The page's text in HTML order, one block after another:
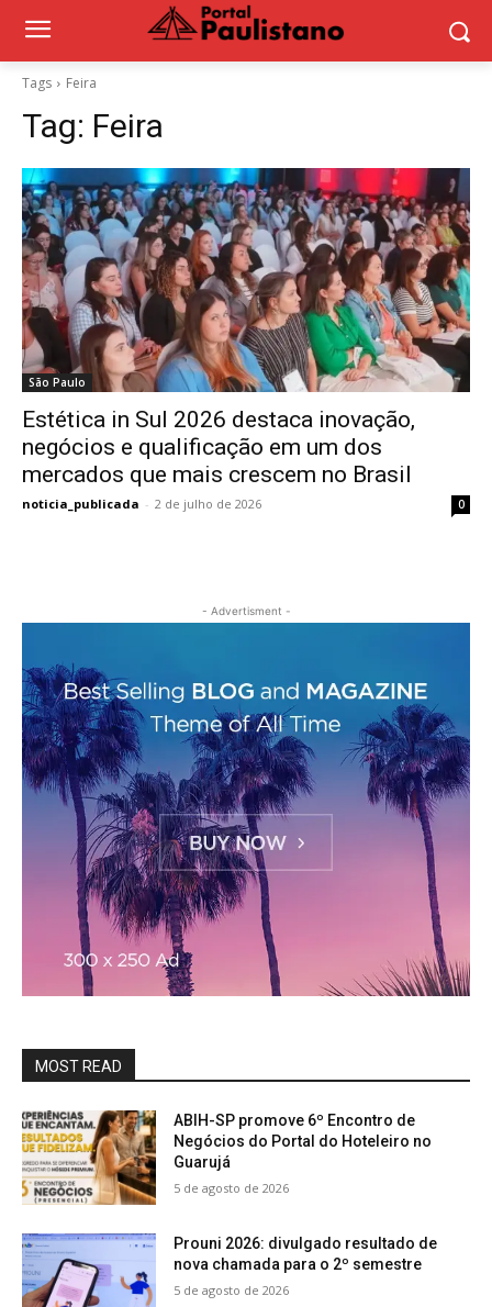
Tags Feira
Tag: Feira
São Paulo
Estética in Sul 2026 destaca inovação,
negócios e qualificação em um dos
mercados que mais crescem no Brasil
noticia_publicada - 2 de julho de 2026 0
- Advertisment -
MOST READ
ABIH-SP promove 6º Encontro de
Negócios do Portal do Hoteleiro no
Guarujá
5 de agosto de 2026
Prouni 2026: divulgado resultado de
nova chamada para o 2º semestre
5 de agosto de 2026